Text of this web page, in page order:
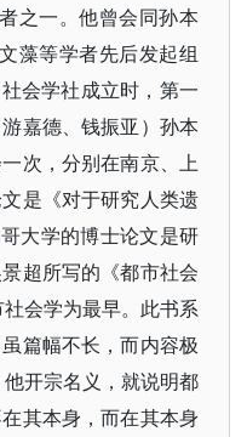
之一。他曾会同孙本
藻等学者先后发起组
会学社成立时，第一
嘉德、钱振亚）孙本
次，分别在南京、上
是《对于研究人类遗
大学的博士论文是研
超所写的《都市社会
会学为最早。此书系
篇幅不长，而内容极
开宗名义，就说明都
其本身，而在其本身